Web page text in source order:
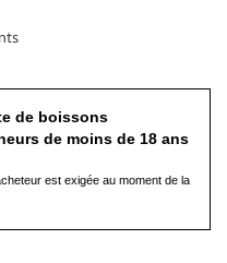
de boissons
de moins de 18 ans
est exigée au moment de la